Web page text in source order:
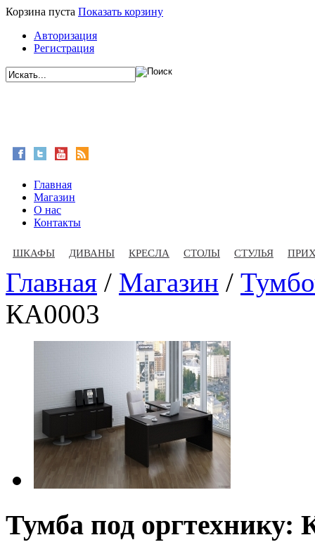
Корзина пуста Показать корзину
Авторизация
Регистрация
Главная
Магазин
О нас
Контакты
ШКАФЫ ДИВАНЫ КРЕСЛА СТОЛЫ СТУЛЬЯ
Главная / Магазин /
КА0003
Тумба под оргтехнику: